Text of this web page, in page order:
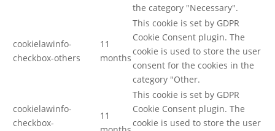
the category "Necessary".
cookielawinfo-
checkbox-others
11
months
This cookie is set by GDPR
Cookie Consent plugin. The
cookie is used to store the user
consent for the cookies in the
category "Other.
cookielawinfo-
checkbox-
11
This cookie is set by GDPR
Cookie Consent plugin. The
cookie is used to store the user